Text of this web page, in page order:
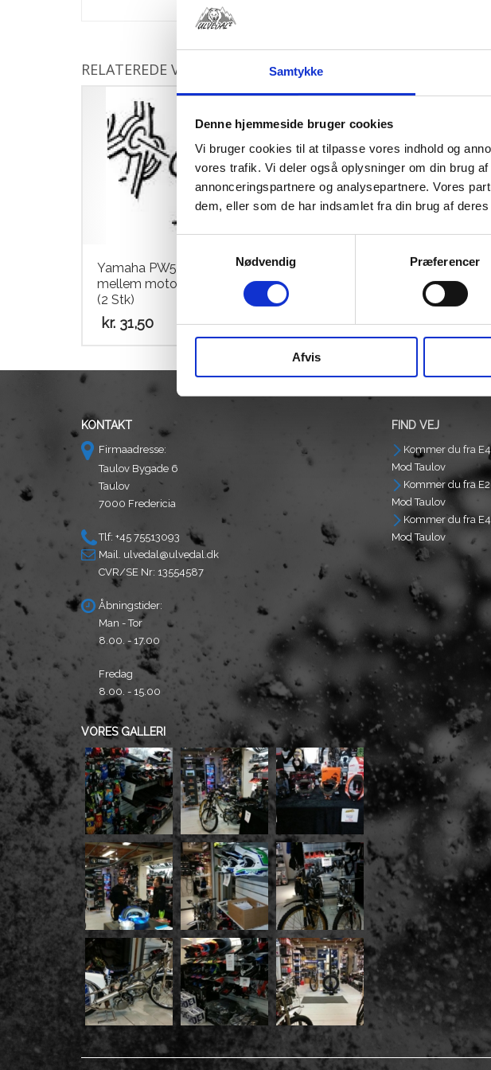
Samtykke
Denne hjemmeside bruger cookies
Vi bruger cookies til at tilpasse vores indhold og
vores trafik. Vi deler også oplysninger om din brug
annonceringspartnere og analysepartnere. Vores
dem, eller som de har indsamlet fra din brug af deres
Nødvendig
Præferencer
Afvis
RELATEREDE VARER
Yamaha PW50 Bøsning
mellem motorhalvdel Pr. Stk
(2 Stk)
kr. 31,50
Yamaha PW50 Bundpakning
KONTAKT
Firmaadresse:
Taulov Bygade 6
Taulov
7000 Fredericia
Tlf: +45 75513093
Mail. ulvedal@ulvedal.dk
CVR/SE Nr: 13554587
Åbningstider:
Man - Tor
8.00. - 17.00
Fredag
8.00. - 15.00
FIND VEJ
Kommer du fra
Mod Taulov
Kommer du fra
Mod Taulov
Kommer du fra
Mod Taulov
VORES GALLERI